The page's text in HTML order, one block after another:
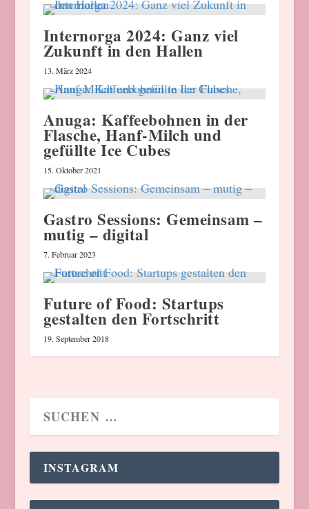
Internorga 2024: Ganz viel
Zukunft in den Hallen
13. März 2024
Anuga: Kaffeebohnen in der
Flasche, Hanf-Milch und
gefüllte Ice Cubes
15. Oktober 2021
Gastro Sessions: Gemeinsam –
mutig – digital
7. Februar 2023
Future of Food: Startups
gestalten den Fortschritt
19. September 2018
INSTAGRAM